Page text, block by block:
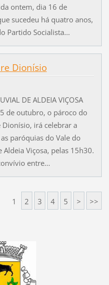
ontem, dia 16 de
sucedeu há quatro anos,
Partido Socialista...
Dionísio
DE ALDEIA VIÇOSA
de outubro, o pároco do
Dionísio, irá celebrar a
paróquias do Vale do
Viçosa, pelas 15h30.
entre...
1 2 3 4 5 > >>